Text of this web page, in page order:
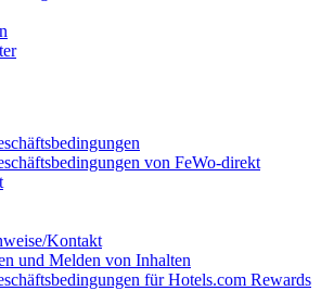
von FeWo-direkt
Kontakt
und Melden von Inhalten
für Hotels.com Rewards